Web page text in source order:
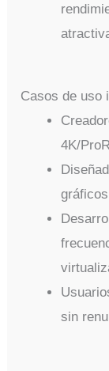
Casos de uso
4K/
sin